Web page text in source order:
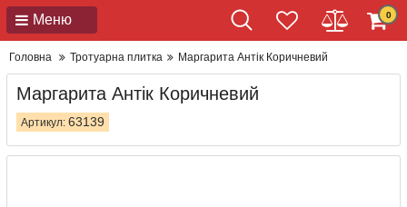
Меню 0
Головна Тротуарна плитка Маргарита Антік Коричневий
Маргарита Антік Коричневий
Артикул: 63139